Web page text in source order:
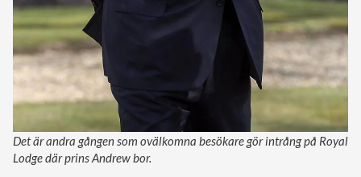
Det är andra gången som ovälkomna besökare gör intrång på Royal
Lodge där prins Andrew bor.